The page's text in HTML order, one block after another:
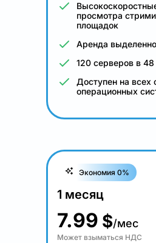
просмотра
площадок
Аренда
120 серверов в
Доступен на всех
операционных
Экономия 0%
1 месяц
7.99 $/мес
Может взыматься НДС